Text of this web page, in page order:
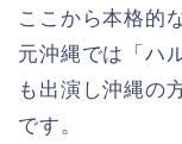
ここから本格的
元沖縄では「ハ
も出演し沖縄の
です。